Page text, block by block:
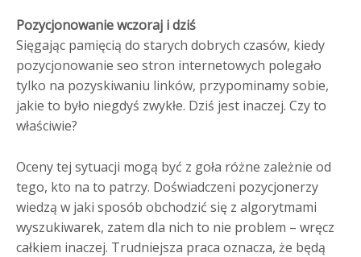
Pozycjonowanie wczoraj i dziś
Sięgając pamięcią do starych dobrych czasów, kiedy
pozycjonowanie seo stron internetowych polegało
tylko na pozyskiwaniu linków, przypominamy sobie,
jakie to było niegdyś zwykłe. Dziś jest inaczej. Czy to
właściwie?
Oceny tej sytuacji mogą być z goła różne zależnie od
tego, kto na to patrzy. Doświadczeni pozycjonerzy
wiedzą w jaki sposób obchodzić się z algorytmami
wyszukiwarek, zatem dla nich to nie problem – wręcz
całkiem inaczej. Trudniejsza praca oznacza, że będą